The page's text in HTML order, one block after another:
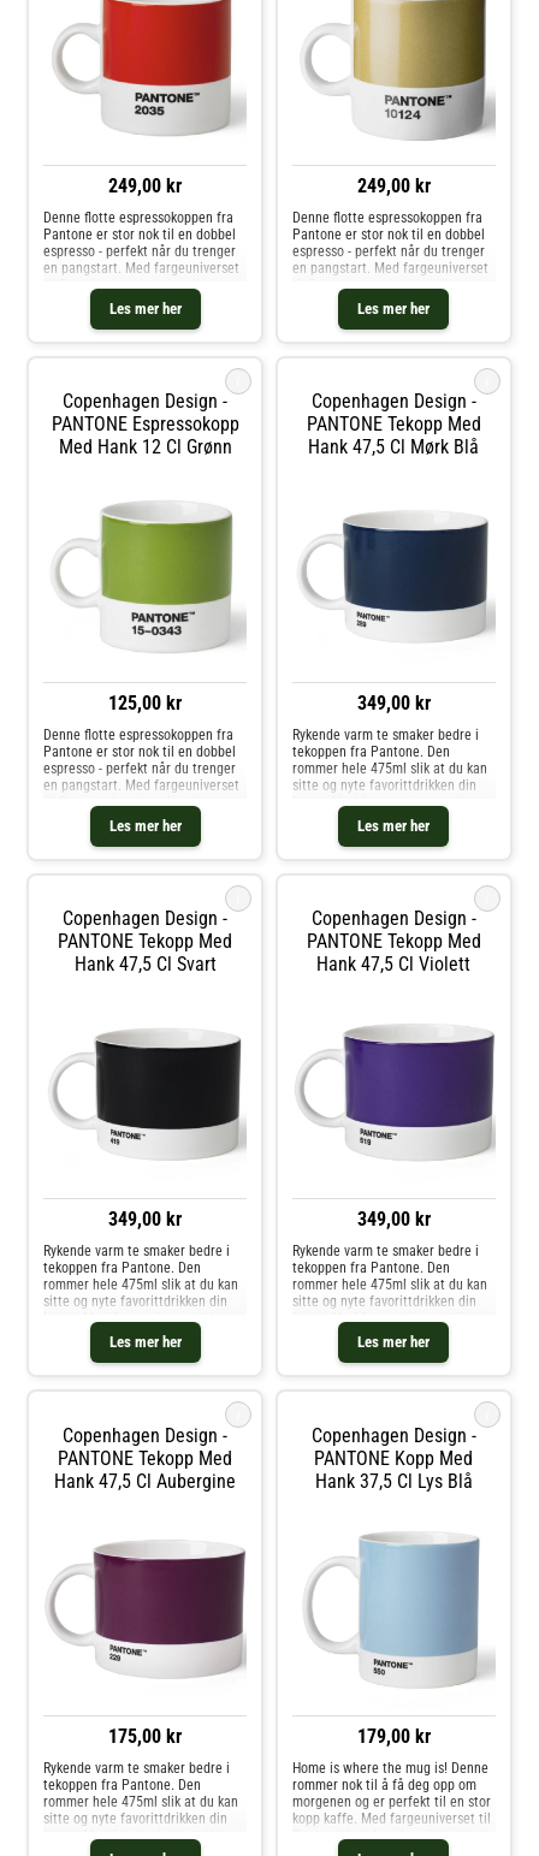
249,00 kr
Les mer her
Denne flotte espressokoppen fra
Pantone er stor nok til en dobbel
espresso - perfekt når du trenger
en pangstart. Med fargeuniverset
til Pantone kan du velge din
personlige farge til
favorittkoppen. Hver kopp er i
fineste benporselen.
249,00 kr
Les mer her
Denne flotte espressokoppen fra
Pantone er stor nok til en dobbel
espresso - perfekt når du trenger
en pangstart. Med fargeuniverset
til Pantone kan du velge din
personlige farge til
favorittkoppen. Hver kopp er i
fineste benporselen.
Copenhagen Design -
PANTONE Espressokopp
Med Hank 12 Cl Grønn
125,00 kr
Les mer her
Denne flotte espressokoppen fra
Pantone er stor nok til en dobbel
espresso - perfekt når du trenger
en pangstart. Med fargeuniverset
personlige farge til
favorittkoppen. Hver kopp er i
fineste benporselen.
Copenhagen Design -
PANTONE Tekopp Med
Hank 47,5 Cl Mørk Blå
349,00 kr
Les mer her
Rykende varm te smaker bedre i
tekoppen fra Pantone. Den
rommer hele 475ml slik at du kan
sitte og nyte favorittdrikken din
Pantone kan du velge din
personlige farge til
favorittkoppen. Hver kopp er i
Copenhagen Design -
PANTONE Tekopp Med
Hank 47,5 Cl Svart
349,00 kr
Les mer her
Rykende varm te smaker bedre i
tekoppen fra Pantone. Den
rommer hele 475ml slik at du kan
sitte og nyte favorittdrikken din
lenge. Med fargeuniverset til
Pantone kan du velge din
personlige farge til
favorittkoppen. Hver kopp er i
Copenhagen Design -
PANTONE Tekopp Med
Hank 47,5 Cl Violett
349,00 kr
Les mer her
Rykende varm te smaker bedre i
tekoppen fra Pantone. Den
rommer hele 475ml slik at du kan
sitte og nyte favorittdrikken din
lenge. Med fargeuniverset til
Pantone kan du velge din
personlige farge til
favorittkoppen. Hver kopp er i
Copenhagen Design -
PANTONE Tekopp Med
Hank 47,5 Cl Aubergine
175,00 kr
Rykende varm te smaker bedre i
tekoppen fra Pantone. Den
rommer hele 475ml slik at du kan
sitte og nyte favorittdrikken din
Pantone kan du velge din
Copenhagen Design -
PANTONE Kopp Med
Hank 37,5 Cl Lys Blå
179,00 kr
Home is where the mug is! Denne
rommer nok til å få deg opp om
morgenen og er perfekt til en stor
kopp kaffe. Med fargeuniverset til
personlige farge til